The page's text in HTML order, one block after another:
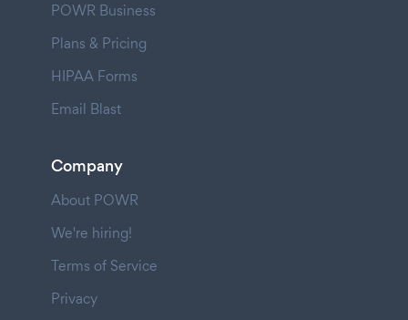
POWR Business
Plans & Pricing
HIPAA Forms
Email Blast
Company
About POWR
We're hiring!
Terms of Service
Privacy